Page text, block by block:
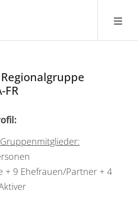
FR
+ 9 Ehefrauen/Partner + 4